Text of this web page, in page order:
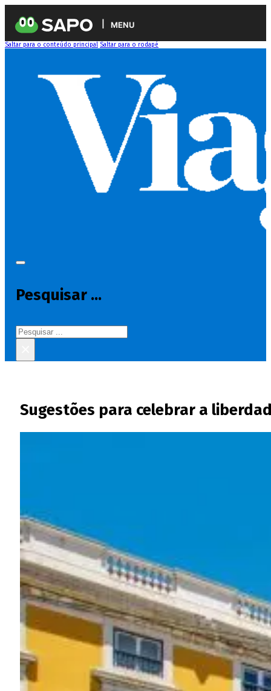
MENU
Saltar para o conteúdo principal Saltar para o rodapé
Pesquisar ...
Pesquisar
Sugestões para celebrar a